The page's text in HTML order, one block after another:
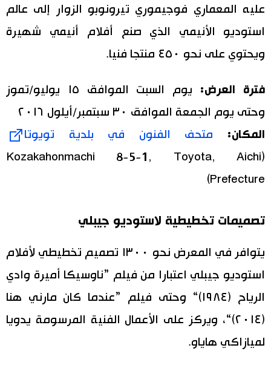
عليه المعماري فوجيموري تيرونوبو الزوار إلى عالم
استوديو الأنيمي الذي صنع أفلام أنيمي شهيرة
ويحتوي على نحو ٤٥٠ منتجا فنيا.
فترة العرض:
يوم السبت الموافق ١٥ يوليو/تموز
وحتى يوم الجمعة الموافق ٣٠ سبتمبر/أيلول ٢٠١٦
المكان:
متحف الفنون في بلدية تويوتا
(Kozakahonmachi 8-5-1, Toyota, Aichi
Prefecture)
تصميمات تخطيطية لاستوديو جيبلي
يتوافر في المعرض نحو ١٣٠٠ تصميم تخطيطي لأفلام
استوديو جيبلي اعتبارا من فيلم ”ناوسيكا أميرة وادي
الرياح (١٩٨٤)“ وحتى فيلم ”عندما كان مارني هنا
(٢٠١٤)“، ويركز على الأعمال الفنية المرسومة يدويا
لميازاكي هاياو.